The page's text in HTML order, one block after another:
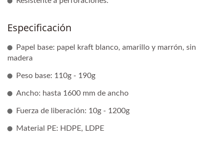
Especificación
Papel base: papel kraft blanco, amarillo y marrón, sin
madera
Peso base: 110g - 190g
Ancho: hasta 1600 mm de ancho
Fuerza de liberación: 10g - 1200g
Material PE: HDPE, LDPE